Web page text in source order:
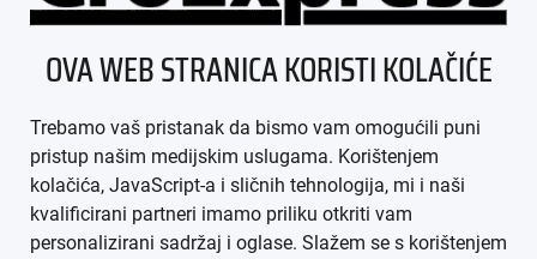
ÜBER UNS
IMPRESSUM
AGB
DATENSCHUTZ
OVA WEB STRANICA KORISTI KOLAČIĆE
Trebamo vaš pristanak da bismo vam omogućili puni
pristup našim medijskim uslugama. Korištenjem
kolačića, JavaScript-a i sličnih tehnologija, mi i naši
kvalificirani partneri imamo priliku otkriti vam
personalizirani sadržaj i oglase. Slažem se s korištenjem